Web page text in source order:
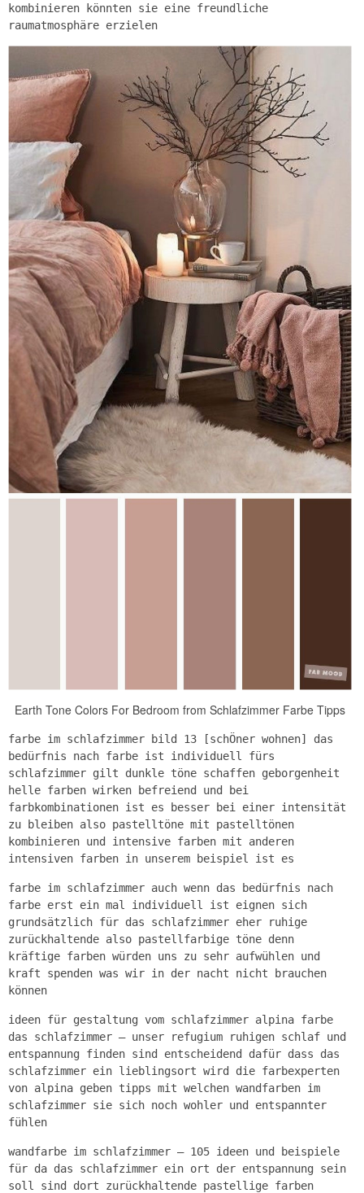
kombinieren könnten sie eine freundliche
raumatmosphäre erzielen
Earth Tone Colors For Bedroom from Schlafzimmer Farbe Tipps
farbe im schlafzimmer bild 13 [schÖner wohnen] das
bedürfnis nach farbe ist individuell fürs
schlafzimmer gilt dunkle töne schaffen geborgenheit
helle farben wirken befreiend und bei
farbkombinationen ist es besser bei einer intensität
zu bleiben also pastelltöne mit pastelltönen
kombinieren und intensive farben mit anderen
intensiven farben in unserem beispiel ist es
farbe im schlafzimmer auch wenn das bedürfnis nach
farbe erst ein mal individuell ist eignen sich
grundsätzlich für das schlafzimmer eher ruhige
zurückhaltende also pastellfarbige töne denn
kräftige farben würden uns zu sehr aufwühlen und
kraft spenden was wir in der nacht nicht brauchen
können
ideen für gestaltung vom schlafzimmer alpina farbe
das schlafzimmer – unser refugium ruhigen schlaf und
entspannung finden sind entscheidend dafür dass das
schlafzimmer ein lieblingsort wird die farbexperten
von alpina geben tipps mit welchen wandfarben im
schlafzimmer sie sich noch wohler und entspannter
fühlen
wandfarbe im schlafzimmer – 105 ideen und beispiele
für da das schlafzimmer ein ort der entspannung sein
soll sind dort zurückhaltende pastellige farben